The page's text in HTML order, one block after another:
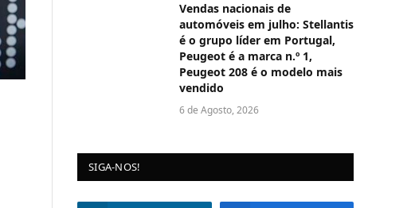
Vendas nacionais de
automóveis em julho: Stellantis
é o grupo líder em Portugal,
Peugeot é a marca n.º 1,
Peugeot 208 é o modelo mais
vendido
6 de Agosto, 2026
SIGA-NOS!